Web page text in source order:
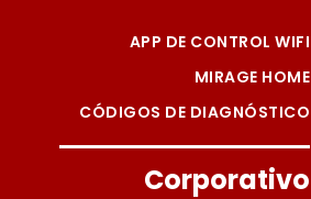
APP DE CONTROL WIFI
MIRAGE HOME
CÓDIGOS DE DIAGNÓSTICO
Corporativo